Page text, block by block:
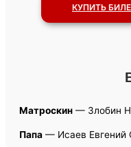
КУПИТЬ
Матроскин — Злобин
Папа — Исаев Евгений